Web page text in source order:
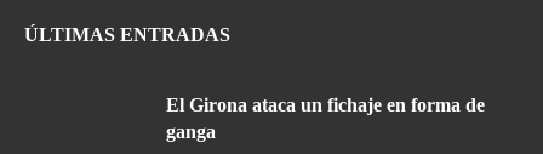
ÚLTIMAS ENTRADAS
El Girona ataca un fichaje en forma de
ganga